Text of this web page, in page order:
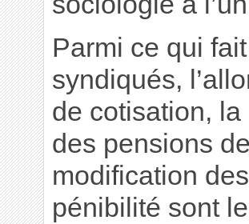
Parmi ce qui
syndiqués,
de cotisation,
des pensions
modification
pénibilité sont